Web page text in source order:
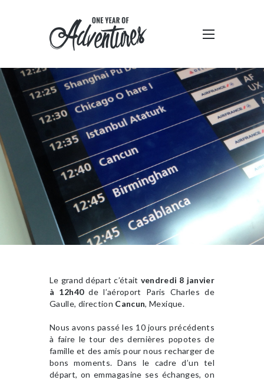
Le grand départ c’était vendredi 8 janvier
à 12h40de l’aéroport Paris Charles de
Gaulle, direction Cancun, Mexique.
Nous avons passé les 10 jours précédents
à faire le tour des dernières popotes de
famille et des amis pour nous recharger de
bons moments. Dans le cadre d’un tel
départ, on emmagasine ses échanges, on